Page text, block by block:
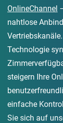
OnlineChannel
nahtlose
Technologie
steigern Ihre
einfache
Sie sich auf